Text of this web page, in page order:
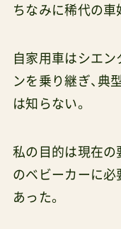
ちなみに稀代の車
自家用車はシエ
ンを乗り継ぎ、典
は知らない。
私の目的は現在の
のベビーカーに必
あった。